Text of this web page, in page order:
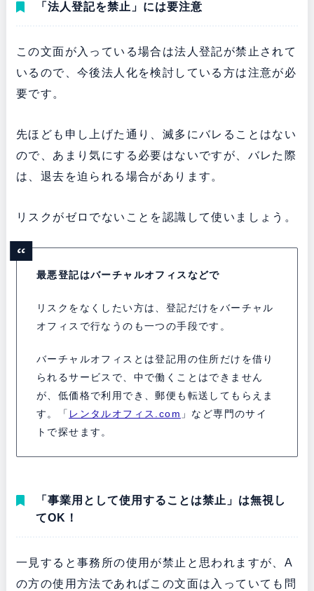
「法人登記を禁止」には要注意
この文面が入っている場合は法人登記が禁止されて
いるので、今後法人化を検討している方は注意が必
要です。
先ほども申し上げた通り、滅多にバレることはない
ので、あまり気にする必要はないですが、バレた際
は、退去を迫られる場合があります。
リスクがゼロでないことを認識して使いましょう。
最悪登記はバーチャルオフィスなどで
リスクをなくしたい方は、登記だけをバーチャル
オフィスで行なうのも一つの手段です。
バーチャルオフィスとは登記用の住所だけを借り
られるサービスで、中で働くことはできません
が、低価格で利用でき、郵便も転送してもらえま
す。「 レンタルオフィス.com 」など専門のサイ
トで探せます。
「事業用として使用することは禁止」は無視し
てOK！
一見すると事務所の使用が禁止と思われますが、A
の方の使用方法であればこの文面は入っていても問